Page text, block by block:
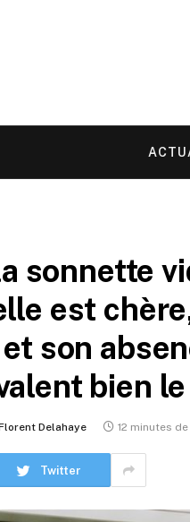
sonnette
est
son
bien
Delahaye 12 minutes
Twitter